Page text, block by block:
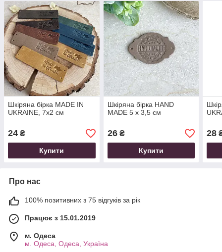
Шкіряна бірка MADE IN
UKRAINE, 7х2 см
24 ₴
Купити
Шкіряна бірка HAND
MADE 5 х 3,5 см
26₴
Купити
28
Про нас
100% позитивних з 75 відгуків за рік
Працює з 15.01.2019
м. Одеса
м. Одеса, Одеса, Україна